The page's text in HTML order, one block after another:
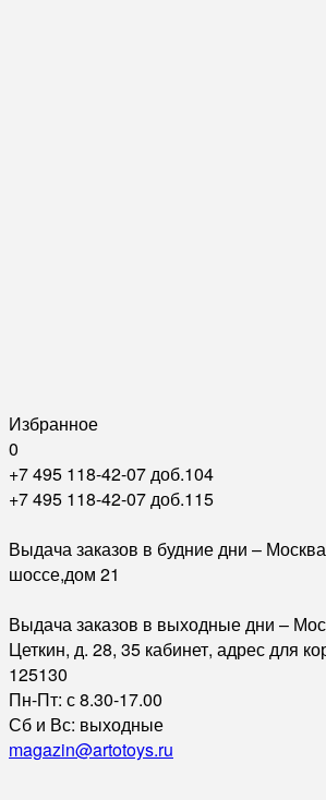
Избранное
0
+7 495 118-42-07 доб.104
+7 495 118-42-07 доб.115
Выдача заказов в будние дни –
шоссе,дом 21
Выдача заказов в выходные дни –
Цеткин, д. 28, 35 кабинет, адрес для
125130
Пн-Пт: с 8.30-17.00
Сб и Вс: выходные
magazin@artotoys.ru